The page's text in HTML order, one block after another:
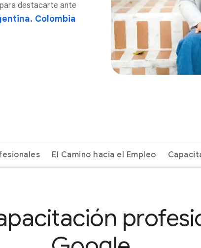
destacarte ante
Colombia
El Camino hacia el Empleo